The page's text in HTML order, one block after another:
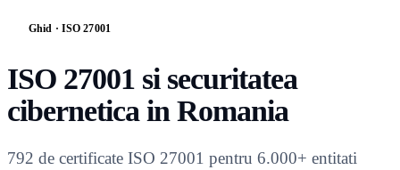
Ghid · ISO 27001
ISO 27001 si securitatea
cibernetica in Romania
792 de certificate ISO 27001 pentru 6.000+ entitati